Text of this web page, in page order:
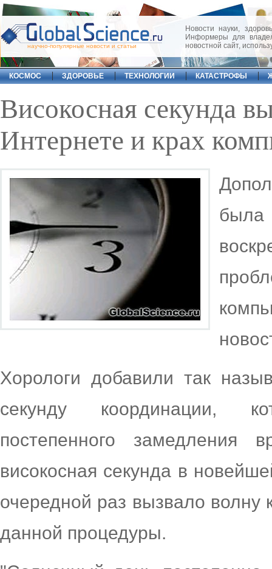
научно-популярные новости и статьи
Новости науки,
Информеры для
новостной сайт,
КОСМОС ЗДОРОВЬЕ ТЕХНОЛОГИИ КАТАСТРОФЫ
Високосная секунда
Интернете и крах
была
Хорологи добавили так
секунду координации,
постепенного
високосная секунда в
очередной раз вызвало волну
данной процедуры.